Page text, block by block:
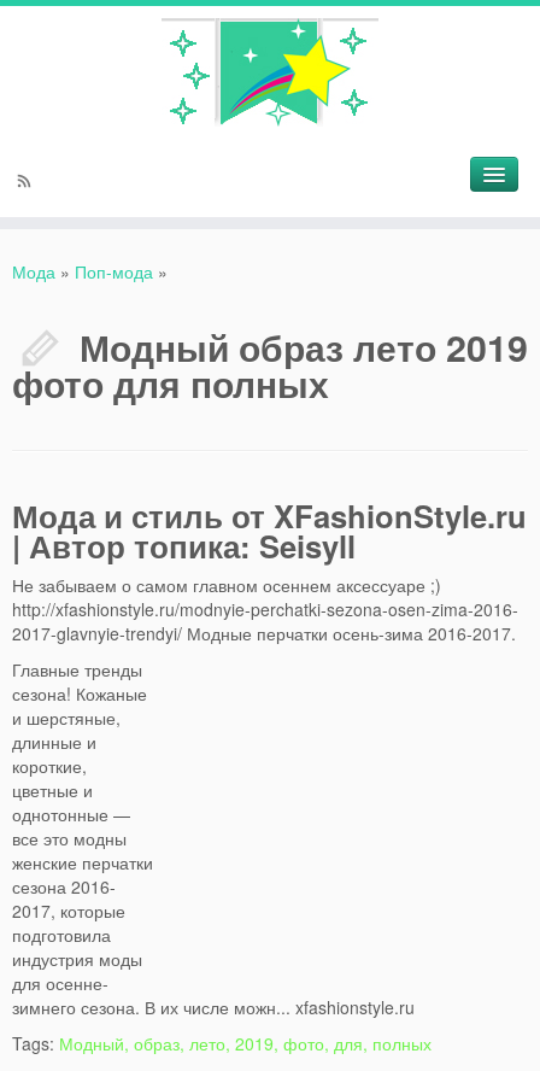
Мода » Поп-мода »
Модный образ лето 2019
фото для полных
Мода и стиль от XFashionStyle.ru
| Автор топика: Seisyll
Не забываем о самом главном осеннем аксессуаре ;)
http://xfashionstyle.ru/modnyie-perchatki-sezona-osen-zima-2016-
2017-glavnyie-trendyi/ Модные перчатки осень-зима 2016-2017.
Главные тренды
сезона! Кожаные
и шерстяные,
длинные и
короткие,
цветные и
однотонные —
все это модны
женские перчатки
сезона 2016-
2017, которые
подготовила
индустрия моды
для осенне-
зимнего сезона. В их числе можн... xfashionstyle.ru
Tags: Модный, образ, лето, 2019, фото, для, полных